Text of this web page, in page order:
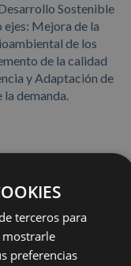
Sostenible
Mejora de la
de los
de la calidad
y Adaptación de
demanda.
El Palacio tiene
así como
terceros para
mostrarle
preferencias